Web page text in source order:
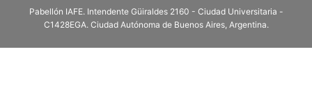
Pabellón IAFE. Intendente Güiraldes 2160 - Ciudad Universitaria -
C1428EGA. Ciudad Autónoma de Buenos Aires, Argentina.